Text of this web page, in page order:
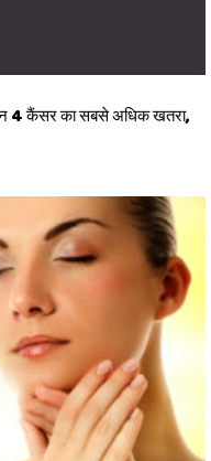
4 कैंसर का सबसे अधिक खतरा,